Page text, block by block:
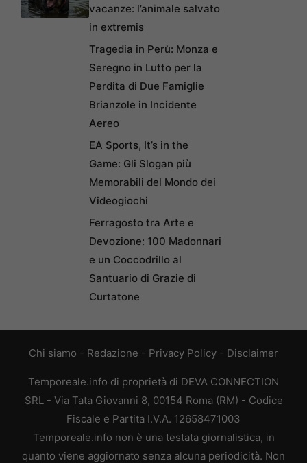
vacanze: l’animale salvato
in extremis
Tragedia in Perù: Monza e
Seregno in Lutto per la
Perdita di Due Famiglie
Brianzole in Incidente
Aereo
EA Sports, It’s in the
Game: Gli Slogan più
Memorabili del Mondo dei
Videogiochi
Ferragosto tra Arte e
Devozione: 100 Madonnari
e un Coccodrillo al
Santuario di Grazie di
Curtatone
Chi siamo - Redazione - Privacy Policy - Disclaimer
Temporeale.info di proprietà di DEVA CONNECTION
SRL - Via Tata Giovanni 8, 00154 Roma (RM) - Codice
Fiscale e Partita I.V.A. 12658471003
Temporeale.info non è una testata giornalistica, in
quanto viene aggiornato senza alcuna periodicità. Non